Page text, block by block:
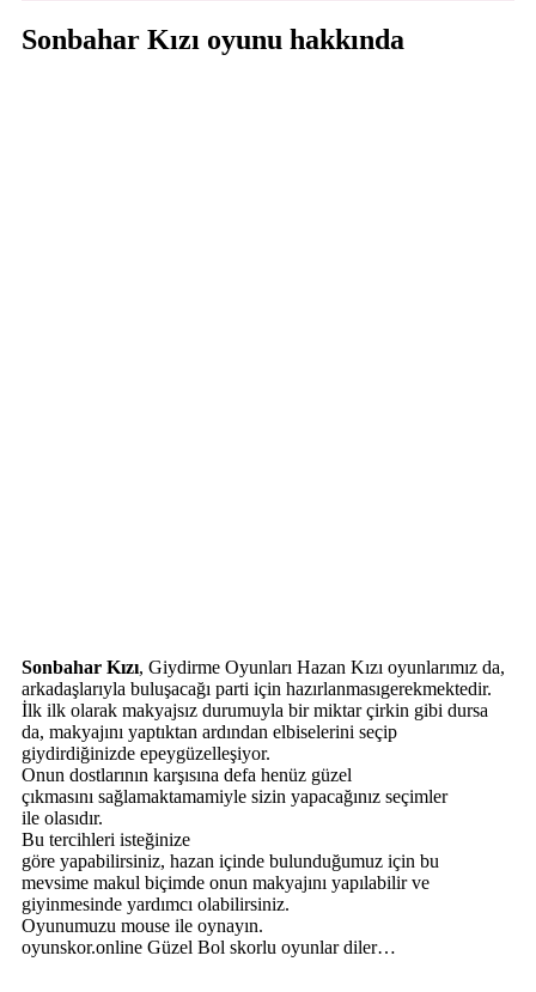
Sonbahar Kızı oyunu hakkında
Sonbahar Kızı, Giydirme Oyunları Hazan Kızı oyunlarımız da,
arkadaşlarıyla buluşacağı parti için hazırlanmasıgerekmektedir.
İlk ilk olarak makyajsız durumuyla bir miktar çirkin gibi dursa
da, makyajını yaptıktan ardından elbiselerini seçip
giydirdiğinizde epeygüzelleşiyor.
Onun dostlarının karşısına defa henüz güzel
çıkmasını sağlamaktamamiyle sizin yapacağınız seçimler
ile olasıdır.
Bu tercihleri isteğinize
göre yapabilirsiniz, hazan içinde bulunduğumuz için bu
mevsime makul biçimde onun makyajını yapılabilir ve
giyinmesinde yardımcı olabilirsiniz.
Oyunumuzu mouse ile oynayın.
oyunskor.online Güzel Bol skorlu oyunlar diler…